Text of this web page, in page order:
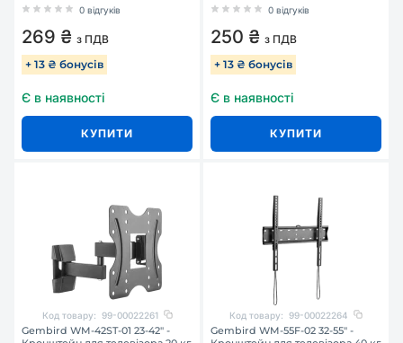
0 відгуків
269 ₴ з ПДВ
+ 13 ₴ бонусів
Є в наявності
КУПИТИ
0 відгуків
250 ₴ з ПДВ
+ 13 ₴ бонусів
Є в наявності
КУПИТИ
Код товару: 99-00022261
Gembird WM-42ST-01 23-42" -
Код товару: 99-00022264
Gembird WM-55F-02 32-55" -